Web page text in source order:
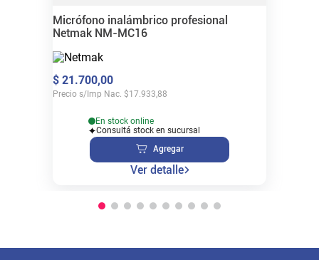
Micrófono inalámbrico profesional
Netmak NM-MC16
$ 21.700,00
Precio s/Imp Nac. $17.933,88
En stock online
Consultá stock en sucursal
Agregar
Ver detalle